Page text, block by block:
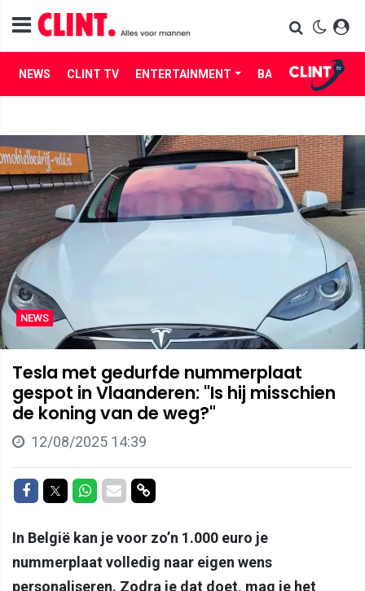
NEWS CLINT TV ENTERTAINMENT BABES LIFE
NEWS
Tesla met gedurfde nummerplaat
gespot in Vlaanderen: "Is hij misschien
de koning van de weg?"
12/08/2025 14:39
Delen op Facebook
Delen op Twitter
Delen op Whatsapp
Delen via Mail
Delen via link
In België kan je voor zo’n 1.000 euro je
nummerplaat volledig naar eigen wens
personaliseren. Zodra je dat doet, mag je het